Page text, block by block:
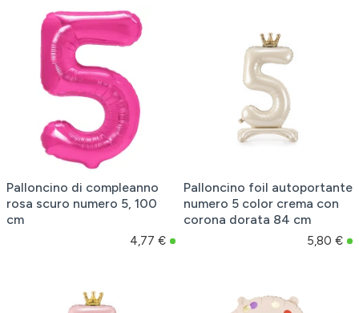
Palloncino di compleanno
rosa scuro numero 5, 100
cm
4,77 €
Palloncino foil autoportante
numero 5 color crema con
corona dorata 84 cm
5,80 €